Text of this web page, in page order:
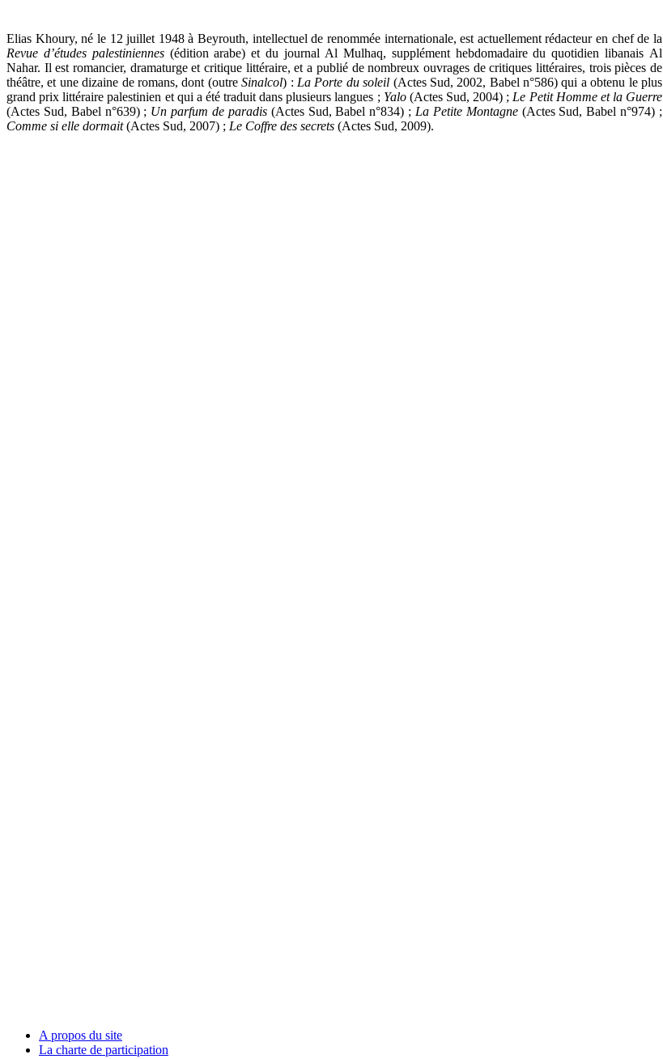
Elias Khoury, né le 12 juillet 1948 à Beyrouth, intellectuel de renommée internationale, est actuellement rédacteur en chef de la
Revue d’études palestiniennes (édition arabe) et du journal Al Mulhaq, supplément hebdomadaire du quotidien libanais Al
Nahar. Il est romancier, dramaturge et critique littéraire, et a publié de nombreux ouvrages de critiques littéraires, trois pièces de
théâtre, et une dizaine de romans, dont (outreSinalcol) : La Porte du soleil (Actes Sud, 2002, Babel n°586) qui a obtenu le plus
grand prix littéraire palestinien et qui a été traduit dans plusieurs langues ; Yalo (Actes Sud, 2004) ;Le Petit Homme et la Guerre
(Actes Sud, Babel n°639) ; Un parfum de paradis (Actes Sud, Babel n°834) ;La Petite Montagne (Actes Sud, Babel n°974) ;
Comme si elle dormait(Actes Sud, 2007) ; Le Coffre des secrets (Actes Sud, 2009).
A propos du site
La charte de participation